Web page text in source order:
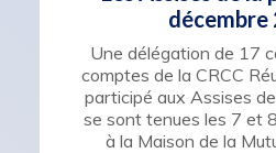
décembre
Une délégation de 17
comptes de la CRCC
participé aux Assises
se sont tenues les 7 et
à la Maison de la